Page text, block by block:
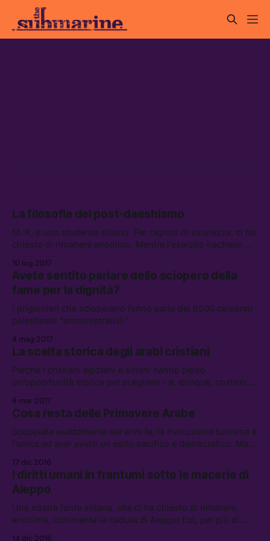
La filosofia del post-daeshismo
M. K. è uno studente siriano. Per ragioni di sicurezza, ci ha
chiesto di rimanere anonimo. Mentre l’esercito iracheno,
capitale […]
10 lug 2017
Avete sentito parlare dello sciopero della
fame per la dignità?
I prigionieri che scioperano fanno parte dei 6500 carcerati
palestinesi “amministrativi.”
4 mag 2017
La scelta storica degli arabi cristiani
Perché i cristiani egiziani e siriani hanno perso
un’opportunità storica per scegliere – e, dunque, costruire
8 mar 2017
Cosa resta delle Primavere Arabe
Scoppiata esattamente sei anni fa, la rivoluzione tunisina è
l’unica ad aver avuto un esito pacifico e democratico. Ma
17 dic 2016
I diritti umani in frantumi sotto le macerie di
Aleppo
Una nostra fonte siriana, che ci ha chiesto di rimanere
anonima, commenta la caduta di Aleppo Est, per più di
14 dic 2016